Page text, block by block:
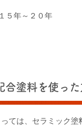
５年～２０年
合塗料を使っ
ては、セラミック塗